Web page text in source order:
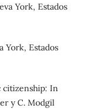
York, Estados
York, Estados
citizenship: In
y C. Modgil